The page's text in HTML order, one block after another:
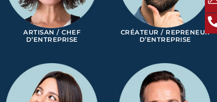
ARTISAN / CHEF
D’ENTREPRISE
CRÉATEUR / REPRENEUR
D’ENTREPRISE